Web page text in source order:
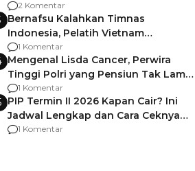
Pemalang
2 Komentar
Bernafsu Kalahkan Timnas
Indonesia, Pelatih Vietnam
Berencana Pakai Jimat di Pakansari
1 Komentar
Mengenal Lisda Cancer, Perwira
Tinggi Polri yang Pensiun Tak Lama
Usai Jadi Brigjen
1 Komentar
PIP Termin II 2026 Kapan Cair? Ini
Jadwal Lengkap dan Cara Ceknya
agar Dana Tidak Hangus!
1 Komentar